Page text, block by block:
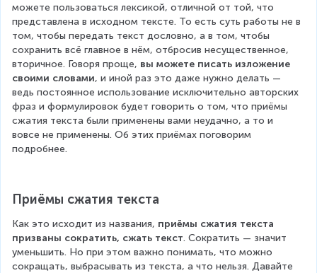
можете пользоваться лексикой, отличной от той, что
представлена в исходном тексте. То есть суть работы не в
том, чтобы передать текст дословно, а в том, чтобы
сохранить всё главное в нём, отбросив несущественное,
вторичное. Говоря проще, вы можете писать изложение
своими словами, и иной раз это даже нужно делать —
ведь постоянное использование исключительно авторских
фраз и формулировок будет говорить о том, что приёмы
сжатия текста были применены вами неудачно, а то и
вовсе не применены. Об этих приёмах поговорим
подробнее.
Приёмы сжатия текста
Как это исходит из названия, приёмы сжатия текста
призваны сократить, сжать текст. Сократить — значит
уменьшить. Но при этом важно понимать, что можно
сокращать, выбрасывать из текста, а что нельзя. Давайте